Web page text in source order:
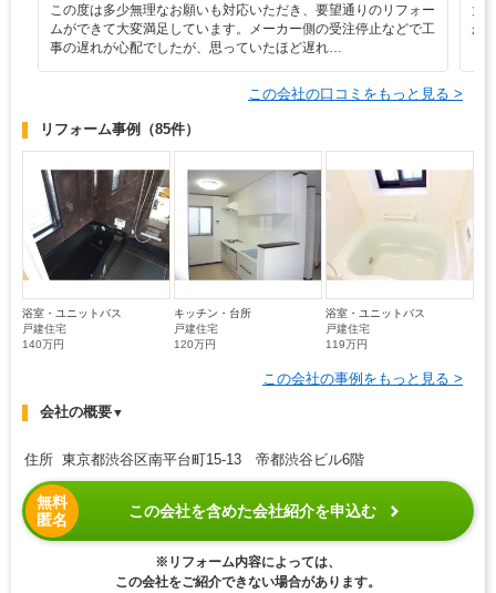
この度は多少無理なお願いも対応いただき、要望通りのリフォー
ムができて大変満足しています。メーカー側の受注停止などで工
事の遅れが心配でしたが、思っていたほど遅れ…
大
か
この会社の口コミをもっと見る >
リフォーム事例 （85件）
浴室・ユニットバス
戸建住宅
140万円
キッチン・台所
戸建住宅
120万円
浴室・ユニットバス
戸建住宅
119万円
この会社の事例をもっと見る >
会社の概要▼
住所 東京都渋谷区南平台町15-13 帝都渋谷ビル6階
無料
匿名
この会社を含めた会社紹介を申込む
※リフォーム内容によっては、
この会社をご紹介できない場合があります。